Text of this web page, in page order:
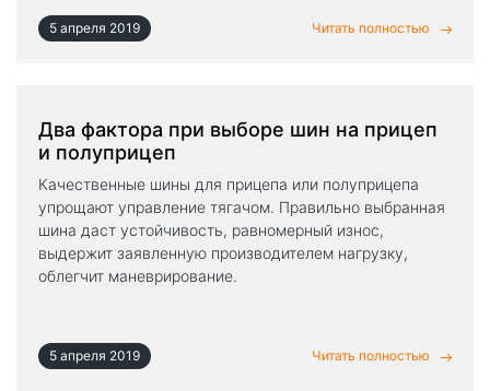
5 апреля 2019 Читать полностью
Два фактора при выборе шин на прицеп
и полуприцеп
Качественные шины для прицепа или полуприцепа
упрощают управление тягачом. Правильно выбранная
шина даст устойчивость, равномерный износ,
выдержит заявленную производителем нагрузку,
облегчит маневрирование.
5 апреля 2019 Читать полностью